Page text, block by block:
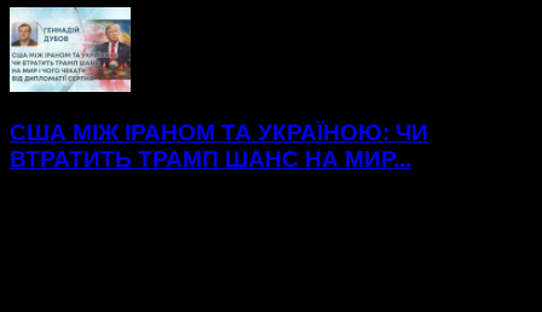
США МІЖ ІРАНОМ ТА УКРАЇНОЮ: ЧИ
ВТРАТИТЬ ТРАМП ШАНС НА МИР...